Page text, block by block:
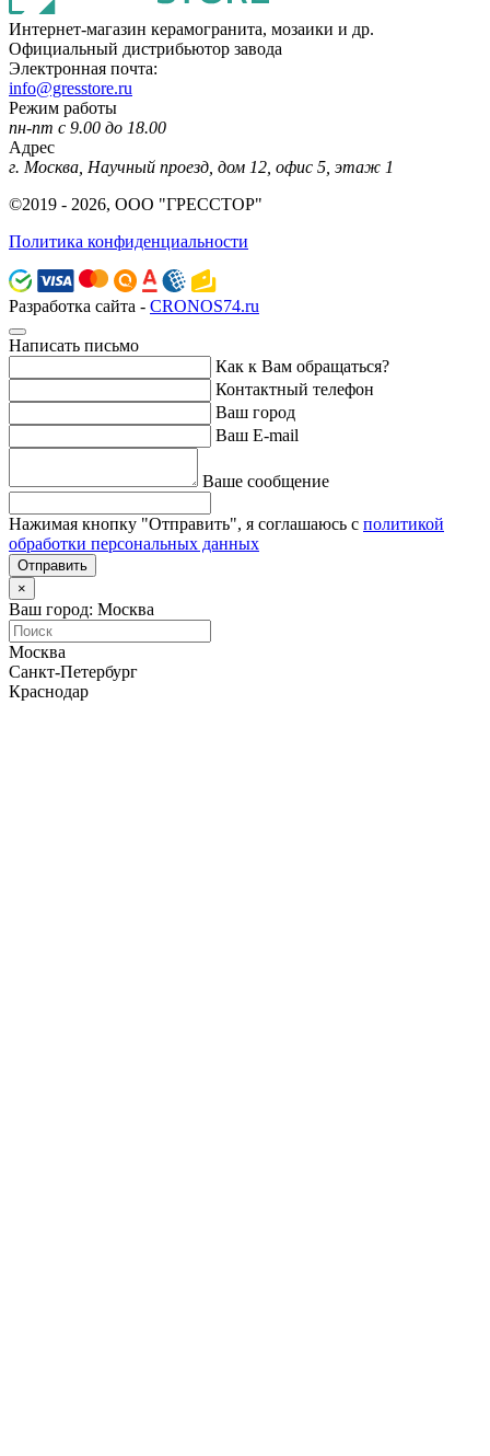
Интернет-магазин керамогранита, мозаики и др.
Официальный дистрибьютор завода
Электронная почта:
info@gresstore.ru
Режим работы
пн-пт с 9.00 до 18.00
Адрес
г. Москва, Научный проезд, дом 12, офис 5, этаж 1
©2019 - 2026, ООО "ГРЕССТОР"
Политика конфиденциальности
Разработка сайта - CRONOS74.ru
Написать письмо
Как к Вам обращаться?
Контактный телефон
Ваш город
Ваш E-mail
Ваше сообщение
Нажимая кнопку "Отправить", я соглашаюсь с политикой
обработки персональных данных
Отправить
×
Ваш город: Москва
Москва
Санкт-Петербург
Краснодар